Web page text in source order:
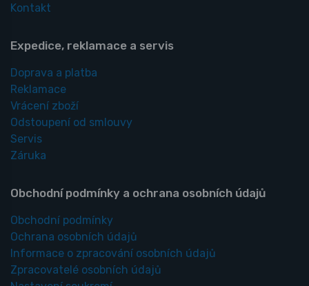
Kontakt
Expedice, reklamace a servis
Doprava a platba
Reklamace
Vrácení zboží
Odstoupení od smlouvy
Servis
Záruka
Obchodní podmínky a ochrana osobních údajů
Obchodní podmínky
Ochrana osobních údajů
Informace o zpracování osobních údajů
Zpracovatelé osobních údajů